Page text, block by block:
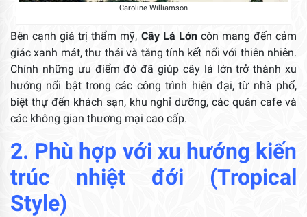
Caroline Williamson
Bên cạnh giá trị thẩm mỹ, Cây Lá Lớncòn mang đến cảm
giác xanh mát, thư thái và tăng tính kết nối với thiên nhiên.
Chính những ưu điểm đó đã giúp cây lá lớn trở thành xu
hướng nổi bật trong các công trình hiện đại, từ nhà phố,
biệt thự đến khách sạn, khu nghỉ dưỡng, các quán cafe và
các không gian thương mại cao cấp.
2. Phù hợp với xu hướng kiến
trúc nhiệt đới (Tropical
Style)